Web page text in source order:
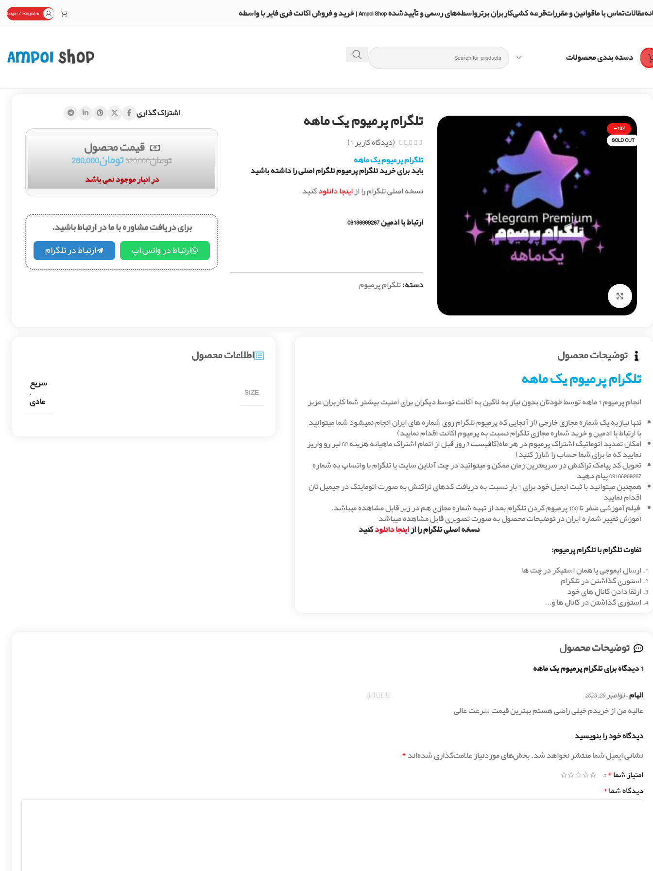
مقالاتتماس با ماقوانین و مقرراتقرعه کشیکاربران برترواسطه‌های رسمی و تأییدشده Ampol Shop | خرید و فروش اکانت فری فایر با واسطه Login / Register
دسته بندی محصولات
-13%
SOLD OUT
تلگرام پرمیوم یک ماهه
(دیدگاه کاربر1
)
تلگرام پرمیوم یک ماهه
باید برای خرید تلگرام پرمیوم تلگرام اصلی را داشته باشید
نسخه اصلی تلگرام را ازاینجا دانلودکنید
ارتباط با ادمین 09186969267
دسته:تلگرام پرمیوم
اشتراک گذاری
قیمت محصول
تومان320,000تومان280,000
در انبار موجود نمی باشد
برای دریافت مشاوره با ما در ارتباط باشید.
ارتباط در واتس اپ ارتباط در تلگرام
توضیحات محصول
تلگرام پرمیوم یک ماهه
انجام پرمیوم 1 ماهه توسط خودتان بدون نیاز به لاگین به اکانت توسط دیگران برای امنیت بیشتر شما کاربران عزیز
تنها نیازبه یک شماره مجازی خارجی (از آنجایی که پرمیوم تلگرام روی شماره های ایران انجام نمیشود شما میتوانید
با ارتباط با ادمین و خرید شماره مجازی تلگرام نسبت به پرمیوم اکانت اقدام نمایید)
امکان تمدید اتوماتیک اشتراک پرمیوم در هر ماه(کافیست 3 روز قبل از اتمام اشتراک ماهیانه هزینه 60 لیر رو واریز
نمایید که ما برای شما حساب را شارژ کنید)
تحویل کد پیامک تراکنش در سریعترین زمان ممکن و میتواتید در چت آنلاین سایت یا تلگرام یا واتساپ به شماره
09186969267 پیام دهید
همچنین میتوانید با ثبت ایمیل خود برای 1 بار نسبت به دریافت کدهای تراکنش به صورت اتومایتک در جیمیل تان
اقدام نمایید
فیلم آموزشی صفر تا 100 پرمیوم کردن تلگرام بعد از تهیه شماره مجازی هم در زیر قابل مشاهده میباشد.
آموزش تغییر شماره ایران در توضیحات محصول به صورت تصویری قابل مشاهده میباشد
نسخه اصلی تلگرام را ازاینجا دانلودکنید
تفاوت تلگرام با تلگرام پرمیوم:
ارسال ایموجی یا همان استیکر در چت ها
استوری گذاشتن در تلگرام
ارتقا دادن کانال های خود
استوری گذاشتن در کانال ها و…
اطلاعات محصول
SIZE
سریع
,
عادی
توضیحات محصول
1 دیدگاه برای تلگرام پرمیوم یک ماهه
الهام–نوامبر 29, 2023
عالیه من از خریدم خیلی راضی هستم بهترین قیمت سرعت عالی
دیدگاه خود را بنویسید
نشانی ایمیل شما منتشر نخواهد شد.بخش‌های موردنیاز علامت‌گذاری شده‌اند*
امتیاز شما*
دیدگاه شما*